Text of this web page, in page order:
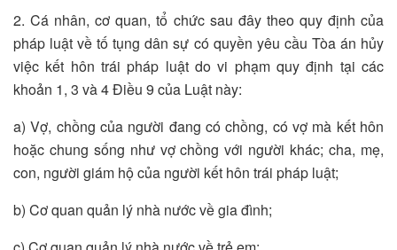
2. Cá nhân, cơ quan, tổ chức sau đây theo quy định của
pháp luật về tố tụng dân sự có quyền yêu cầu Tòa án hủy
việc kết hôn trái pháp luật do vi phạm quy định tại các
khoản 1, 3 và 4 Điều 9 của Luật này:
a) Vợ, chồng của người đang có chồng, có vợ mà kết hôn
hoặc chung sống như vợ chồng với người khác; cha, mẹ,
con, người giám hộ của người kết hôn trái pháp luật;
b) Cơ quan quản lý nhà nước về gia đình;